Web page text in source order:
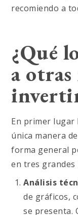
recomiendo a
¿Qué
a otras
En primer lugar
única manera
forma general
en tres grandes
Análisis
de gráficos,
se presenta.